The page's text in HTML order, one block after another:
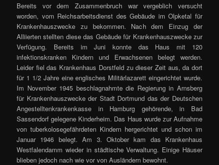
Bereits vor dem Zusammenbruch war vergeblich versucht
worden, vom Reichsarbeitsdienst des Gebäude im Olpketal für
Krankenhauszwecke zu bekommen. Nach dem Einzug der
Alliierten stellten diese das Gebäude für Krankenhauszwecke zur
Verfügung. Bereits im Juni konnte das Haus mit 120
infektionskranken Kindern und Erwachsenen belegt werden.
Leider fiel das Krankenhaus Dorstfeld zu dieser Zeit aus, da dort
für 1 1/2 Jahre eine englisches Militärlazarett eingerichtet wurde.
Im November 1945 beschlagnahmte die Regierung in Arnsberg
für Krankenhauszwecke der Stadt Dortmund das der Deutschen
Angestelltenkrankenkasse in Hamburg gehörende, in Bad
Sassendorf gelegene Kinderheim. Das Haus wurde zur Aufnahme
von tuberkolosegefährdeten Kindern hergerichtet und schon im
Januar 1946 belegt. Am 3. Oktober kam das Krankenhaus
Westfalendamm wieder in städtische Verwaltung. Einige Häuser
blieben jedoch nach wie vor von Ausländern bewohnt.